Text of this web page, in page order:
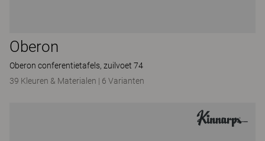
Oberon
Oberon conferentietafels, zuilvoet 74
39 Kleuren & Materialen | 6 Varianten